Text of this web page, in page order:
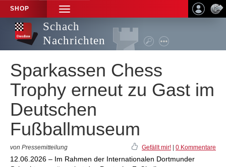
SHOP
TOGGLE
NAVIGATION
Schach
Nachrichten
Sparkassen Chess
Trophy erneut zu Gast im
Deutschen
Fußballmuseum
von Pressemitteilung Gefällt mir! 0 Kommentare
12.06.2026 – Im Rahmen der Internationalen Dortmunder